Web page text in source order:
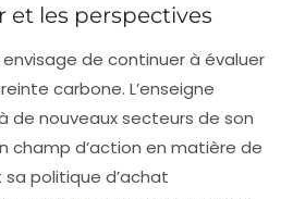
et les perspectives
envisage de continuer à évaluer
carbone. L’enseigne
de nouveaux secteurs de son
champ d’action en matière de
politique d’achat